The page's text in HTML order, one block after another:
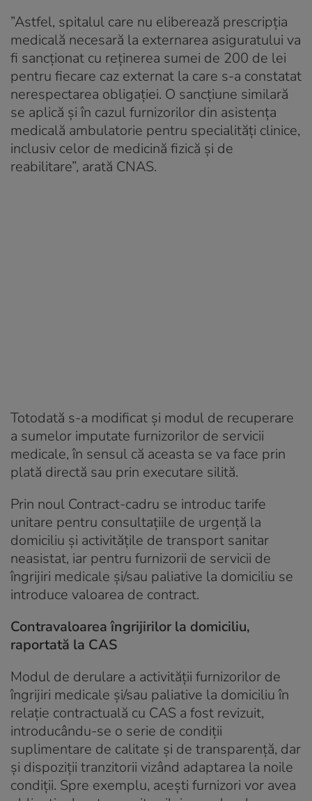
”Astfel, spitalul care nu eliberează prescripţia
medicală necesară la externarea asiguratului va
fi sancţionat cu reţinerea sumei de 200 de lei
pentru fiecare caz externat la care s-a constatat
nerespectarea obligației. O sancţiune similară
se aplică şi în cazul furnizorilor din asistența
medicală ambulatorie pentru specialități clinice,
inclusiv celor de medicină fizică și de
reabilitare”, arată CNAS.
Totodată s-a modificat şi modul de recuperare
a sumelor imputate furnizorilor de servicii
medicale, în sensul că aceasta se va face prin
plată directă sau prin executare silită.
Prin noul Contract-cadru se introduc tarife
unitare pentru consultaţiile de urgenţă la
domiciliu şi activităţile de transport sanitar
neasistat, iar pentru furnizorii de servicii de
îngrijiri medicale şi/sau paliative la domiciliu se
introduce valoarea de contract.
Contravaloarea îngrijirilor la domiciliu,
raportată la CAS
Modul de derulare a activităţii furnizorilor de
îngrijiri medicale şi/sau paliative la domiciliu în
relaţie contractuală cu CAS a fost revizuit,
introducându-se o serie de condiţii
suplimentare de calitate şi de transparenţă, dar
şi dispoziţii tranzitorii vizând adaptarea la noile
condiţii. Spre exemplu, aceşti furnizori vor avea